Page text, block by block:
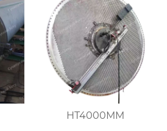
HT4000MM